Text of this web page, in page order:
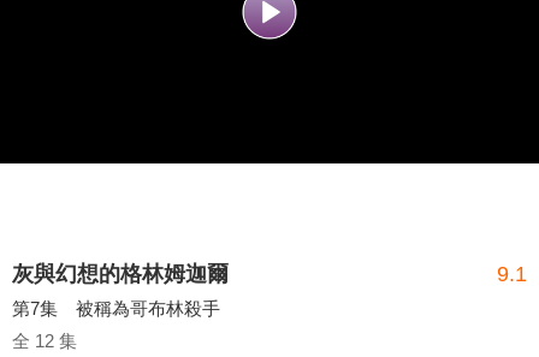
灰與幻想的格林姆迦爾 9.1
第7集 被稱為哥布林殺手
全 12 集